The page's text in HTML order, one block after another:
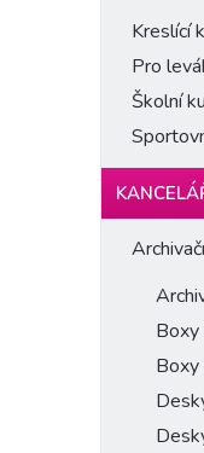
Kreslící
Pro
Školní
Boxy
Boxy